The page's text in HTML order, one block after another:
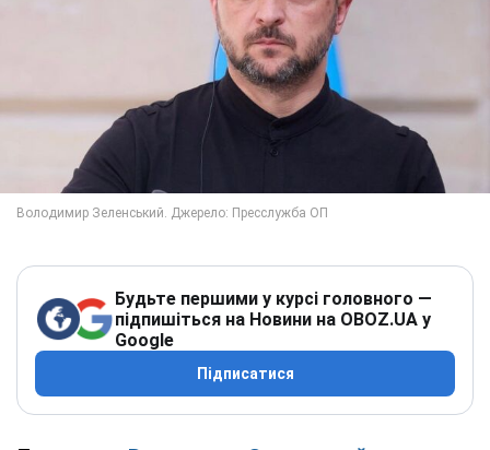
Будьте першими у курсі головного —
підпишіться на Новини на OBOZ.UA у
Google
Підписатися